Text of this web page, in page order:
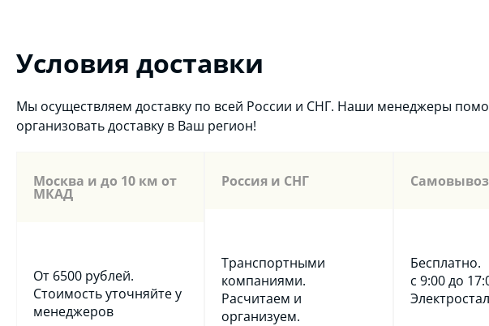
Условия доставки
Мы осуществляем доставку по всей России и СНГ. Наши менеджеры
организовать доставку в Ваш регион!
Москва и до 10 км от
МКАД
От 6500 рублей.
Стоимость уточняйте у
менеджеров
Россия и СНГ
Транспортными
компаниями.
Расчитаем и
организуем.
Самовывоз
Бесплатно.
с 9:00 до